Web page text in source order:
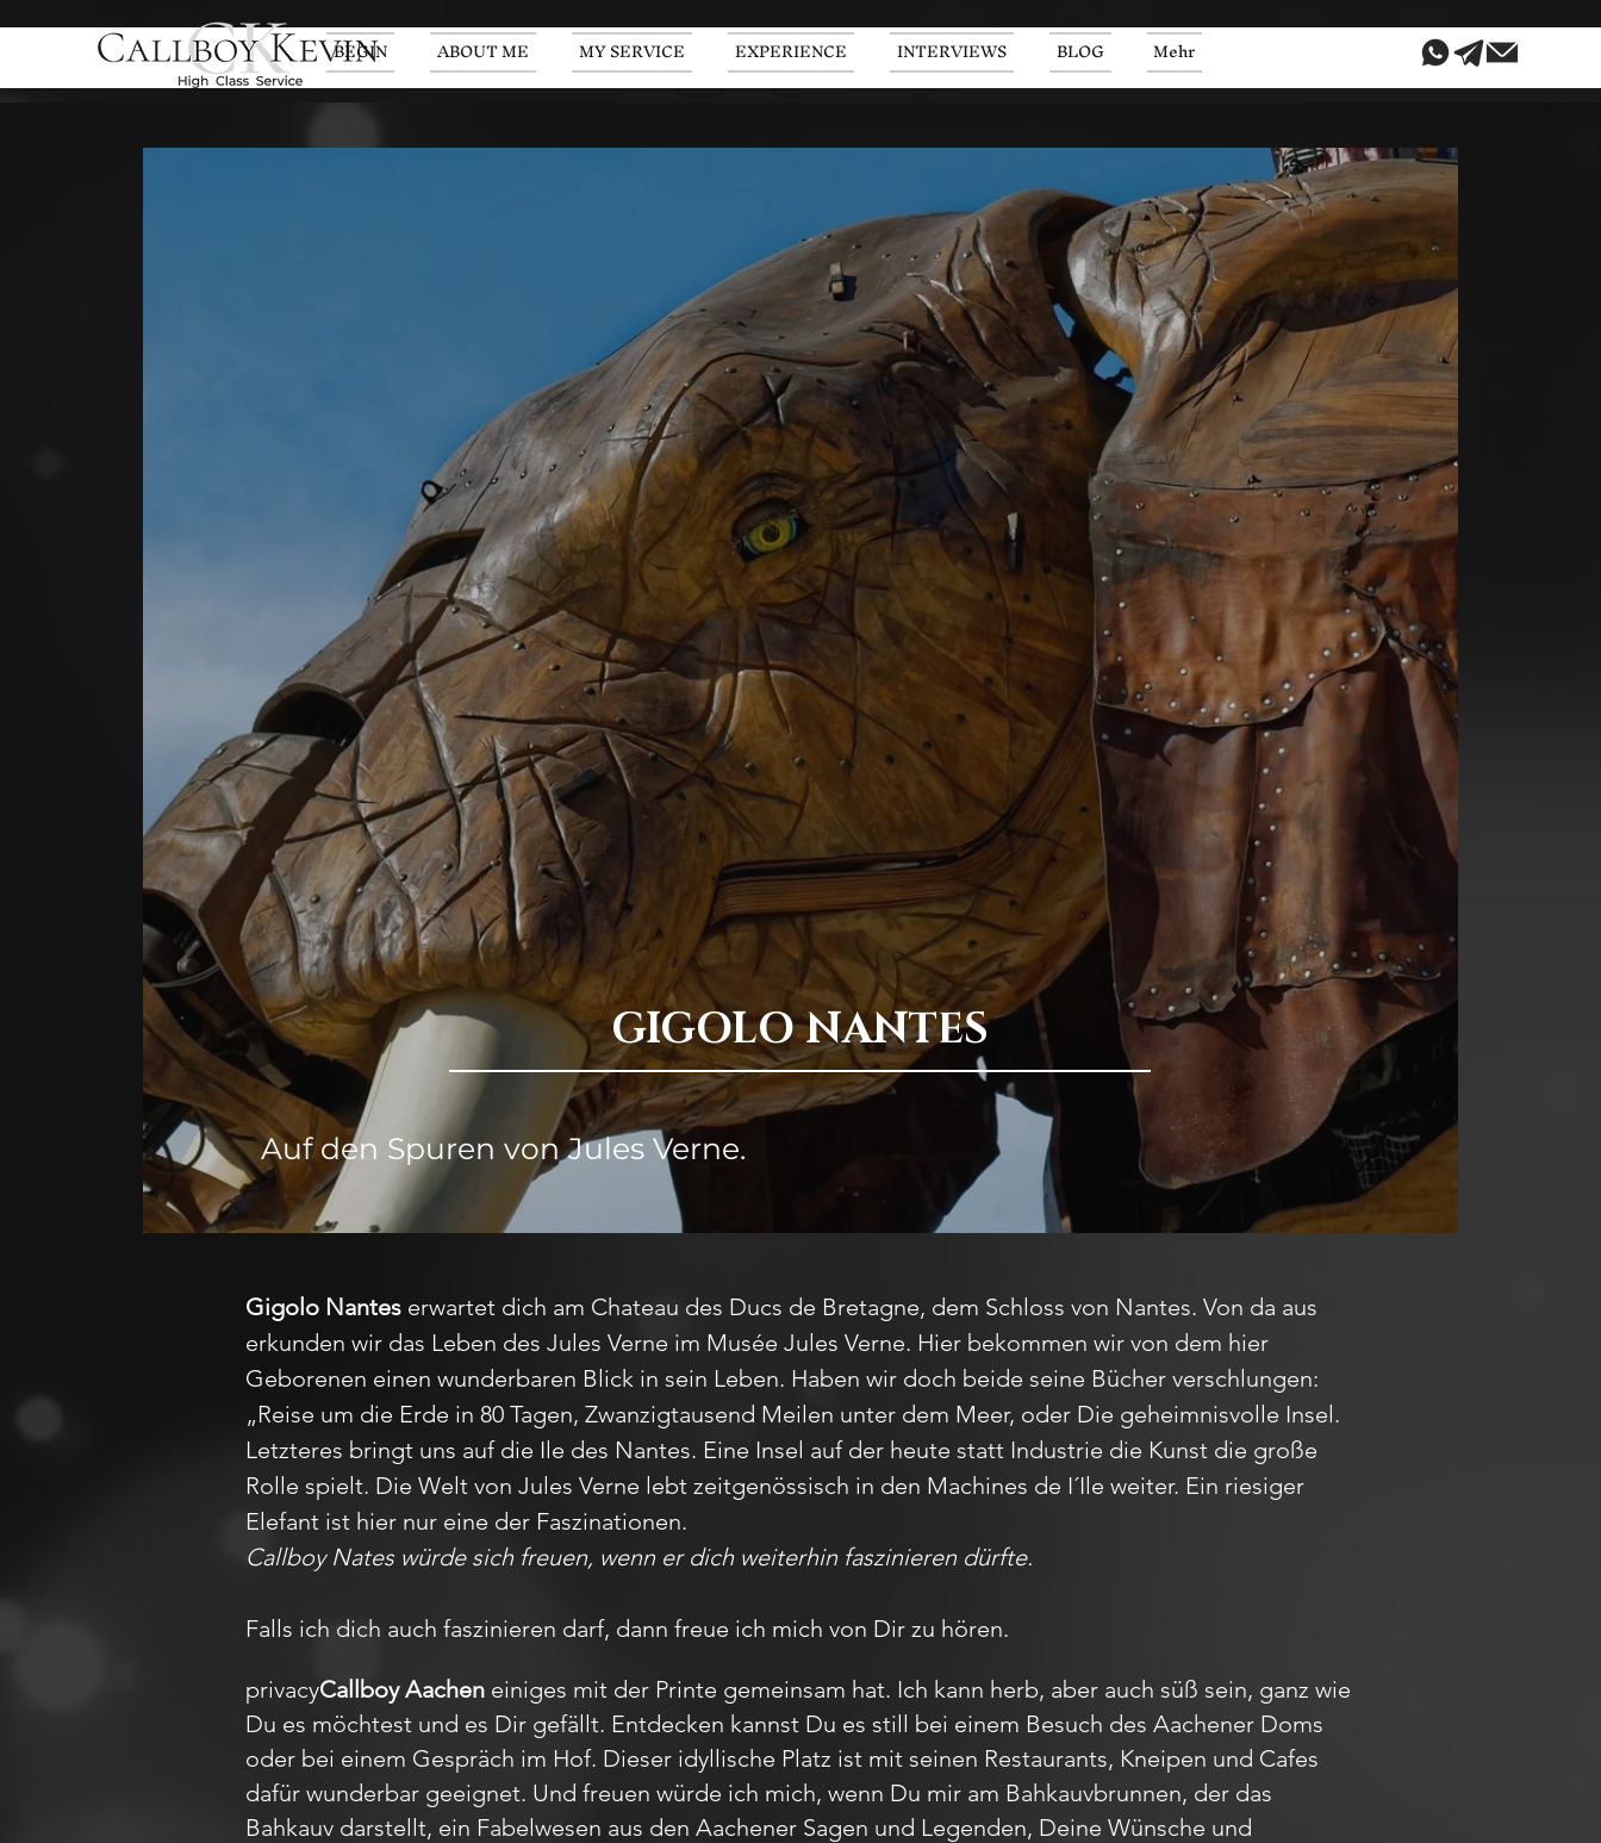
BEGIN ABOUT ME MY SERVICE EXPERIENCE INTERVIEWS BLOG Mehr
GIGOLO NANTES
Auf den Spuren von Jules Verne.
Gigolo Nantes erwartet dich am Chateau des Ducs de Bretagne, dem Schloss von Nantes. Von da aus
erkunden wir das Leben des Jules Verne im Musée Jules Verne. Hier bekommen wir von dem hier
Geborenen einen wunderbaren Blick in sein Leben. Haben wir doch beide seine Bücher verschlungen:
„Reise um die Erde in 80 Tagen, Zwanzigtausend Meilen unter dem Meer, oder Die geheimnisvolle Insel.
Letzteres bringt uns auf die Ile des Nantes. Eine Insel auf der heute statt Industrie die Kunst die große
Rolle spielt. Die Welt von Jules Verne lebt zeitgenössisch in den Machines de I´Ile weiter. Ein riesiger
Elefant ist hier nur eine der Faszinationen.
Callboy Nates würde sich freuen, wenn er dich weiterhin faszinieren dürfte.
Falls ich dich auch faszinieren darf, dann freue ich mich von Dir zu hören.
privacyCallboy Aachen einiges mit der Printe gemeinsam hat. Ich kann herb, aber auch süß sein, ganz wie
Du es möchtest und es Dir gefällt. Entdecken kannst Du es still bei einem Besuch des Aachener Doms
oder bei einem Gespräch im Hof. Dieser idyllische Platz ist mit seinen Restaurants, Kneipen und Cafes
dafür wunderbar geeignet. Und freuen würde ich mich, wenn Du mir am Bahkauvbrunnen, der das
Bahkauv darstellt, ein Fabelwesen aus den Aachener Sagen und Legenden, Deine Wünsche und